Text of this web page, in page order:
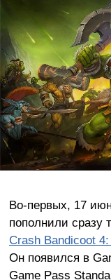
Во-первых, 17
пополнили сразу
Crash Bandicoot 4:
Он появился в
Game Pass